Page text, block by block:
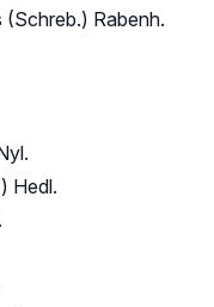
(Schreb.) Rabenh.
Hedl.